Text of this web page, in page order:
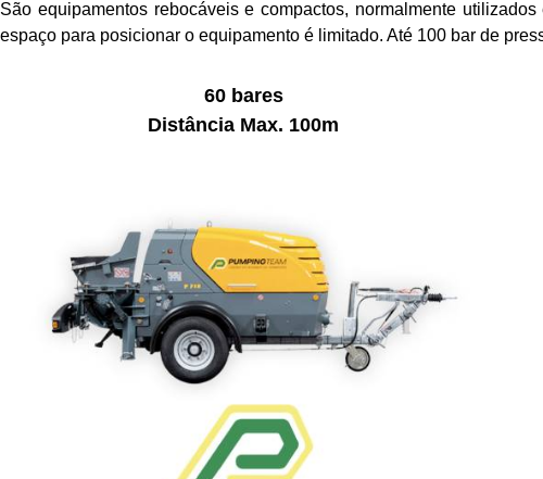
São equipamentos rebocáveis e compactos, normalmente
espaço para posicionar o equipamento é limitado. Até 100 bar de
60 bares
Distância Max. 100m